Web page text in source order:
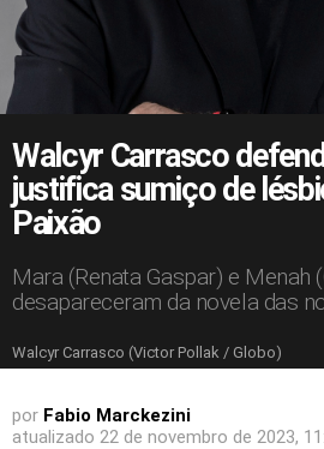
Walcyr Carrasco
justifica sumiço de
Paixão
Mara (Renata Gaspar) e Menah
desapareceram da novela das
Walcyr Carrasco (Victor Pollak / Globo)
por Fabio Marckezini
atualizado 22 de novembro de 2023,